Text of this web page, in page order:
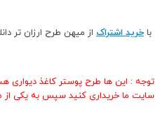
با خرید اشتراک از میهن طرح ارزان تر
توجه : این ها طرح پوستر کاغذ
سایت ما خریداری کنید سپس به یکی از